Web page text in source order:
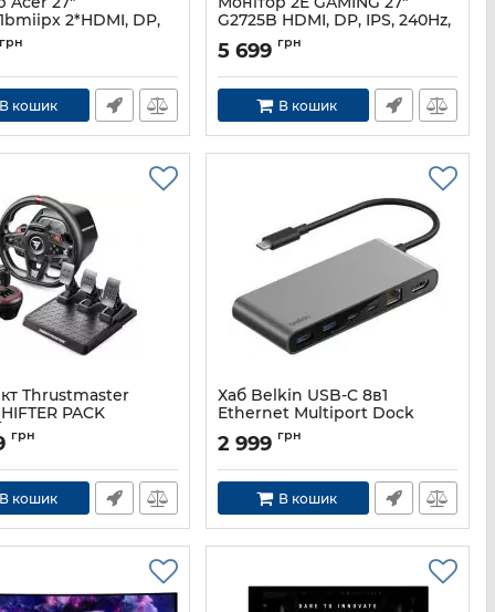
2*HDMI, DP,
2560x1440, 200Hz,
грн
В кошик
G2725B HDMI, DP, IPS, 240Hz,
1ms, FreeSync
Артикул:
5 699 грн
В кошик
Thrustmaster
PACK
PS4
грн
В кошик
Хаб Belkin USB-C 8в1
Ethernet Multiport Dock
Артикул: INC024HQSGY
2 999 грн
В кошик